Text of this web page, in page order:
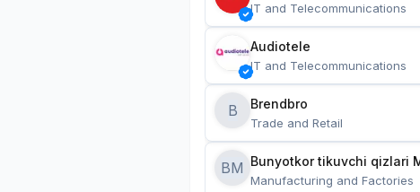
IT and Telecommunications
Audiotele
IT and Telecommunications
B Brendbro
Trade and Retail
BM
Manufacturing and Factories